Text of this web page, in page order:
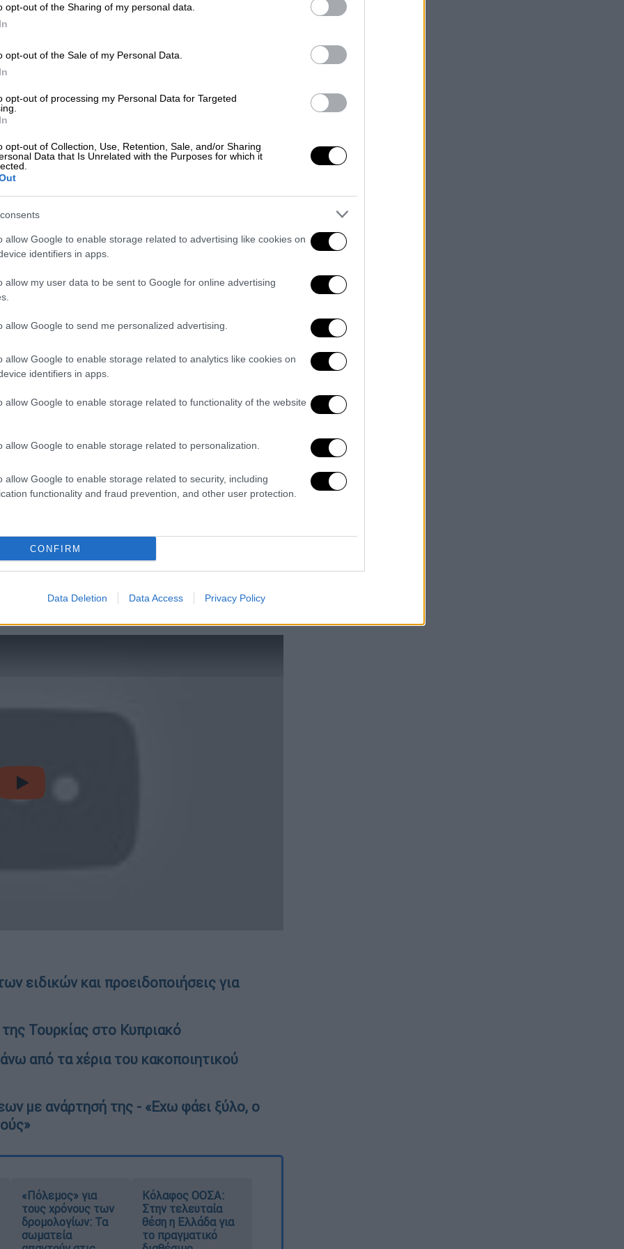
opt-out of the Sharing of my personal data.
opt-out of the Sale of my Personal Data.
opt-out of processing my Personal Data for Targeted
opt-out of Collection, Use, Retention, Sale, and/or Sharing
Data that Is Unrelated with the Purposes for which it
allow Google to enable storage related to advertising like cookies on
identifiers in apps.
allow my user data to be sent to Google for online advertising
allow Google to send me personalized advertising.
allow Google to enable storage related to analytics like cookies on
identifiers in apps.
allow Google to enable storage related to functionality of the website
allow Google to enable storage related to personalization.
allow Google to enable storage related to security, including
functionality and fraud prevention, and other user protection.
CONFIRM
Data Deletion Data Access Privacy Policy
NDP)
NDP)
η Άντζελα Γκερέκου
η Άντζελα Γκερέκου, η οποία συμμετέχει
είναι συντετριμμένη από το θάνατο του
διάστημα τα γυρίσματα. Μάλιστα, ήδη
ό,τι χρειάζεται για να διευκολυνθεί η
video
ειδικών και προειδοποιήσεις για
Τουρκίας στο Κυπριακό
από τα χέρια του κακοποιητικού
με ανάρτησή της - «Εχω φάει ξύλο, ο
«Πόλεμος» για
τους χρόνους των
δρομολογίων: Τα
σωματεία
Κόλαφος ΟΟΣΑ:
Στην τελευταία
θέση η Ελλάδα για
το πραγματικό